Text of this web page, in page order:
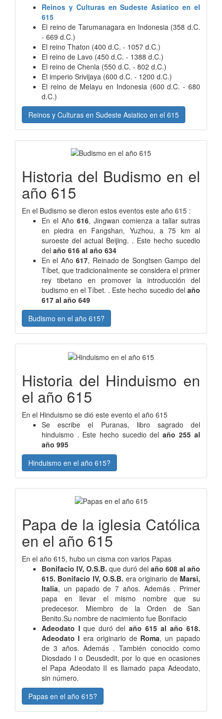
Reinos y Culturas en Sudeste Asiatico en el
615
El reino de Tarumanagara en Indonesia (358 d.C.
- 669 d.C.)
El reino Thaton (400 d.C. - 1057 d.C.)
El reino de Lavo (450 d.C. - 1388 d.C.)
El reino de Chenla (550 d.C. - 802 d.C.)
El imperio Srivijaya (600 d.C. - 1200 d.C.)
El reino de Melayu en Indonesia (600 d.C. - 680
d.C.)
Reinos y Culturas en Sudeste Asiatico en el 615
Historia del Budismo en el
año 615
En el Budismo se dieron estos eventos este año 615 :
En el Año 616, Jingwan comienza a tallar sutras
en piedra en Fangshan, Yuzhou, a 75 km al
suroeste del actual Beijing. . Este hecho sucedio
del año 616 al año 634
En el Año 617, Reinado de Songtsen Gampo del
Tíbet, que tradicionalmente se considera el primer
rey tibetano en promover la introducción del
budismo en el Tíbet. . Este hecho sucedio del año
617 al año 649
Budismo en el año 615?
Historia del Hinduismo en
el año 615
En el Hinduismo se dió este evento el año 615
Se escribe el Puranas, libro sagrado del
hinduismo . Este hecho sucedio del año 255 al
año 995
Hinduismo en el año 615?
Papa de la iglesia Católica
en el año 615
En el año 615, hubo un cisma con varios Papas
Bonifacio IV, O.S.B. que duró del año 608 al año
615. Bonifacio IV, O.S.B. era originario de Marsi,
Italia, un papado de 7 años. Además . Primer
papa en llevar el mismo nombre que su
predecesor. Miembro de la Orden de San
Benito.Su nombre de nacimiento fue Bonifacio
Adeodato I que duró del año 615 al año 618.
Adeodato I era originario de Roma, un papado
de 3 años. Además . También conocido como
Diosdado I o Deusdedit, por lo que en ocasiones
el Papa Adeodato II es llamado papa Adeodato,
sin número.
Papas en el año 615?